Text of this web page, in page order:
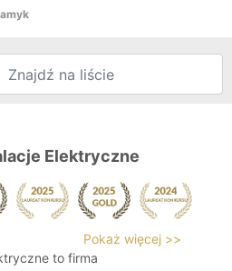
Elektryczne
Pokaż więcej >>
to firma